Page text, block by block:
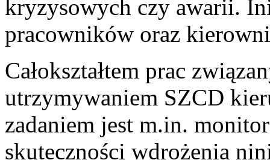
kryzysowych czy awarii.
pracowników oraz
Całokształtem prac
utrzymywaniem SZCD
zadaniem jest m.in.
skuteczności wdrożenia